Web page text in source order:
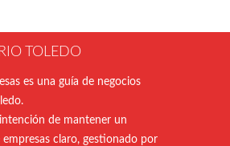
TOLEDO
es una guía de negocios
de mantener un
claro, gestionado por